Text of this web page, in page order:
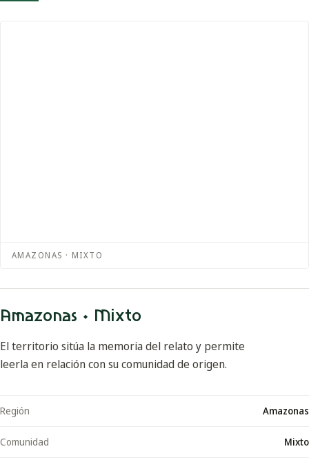
AMAZONAS · MIXTO
Amazonas · Mixto
El territorio sitúa la memoria del relato y permite
leerla en relación con su comunidad de origen.
Región Amazonas
Comunidad Mixto